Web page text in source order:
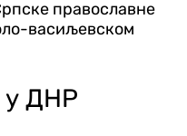
православне
васиљевском
у ДНР